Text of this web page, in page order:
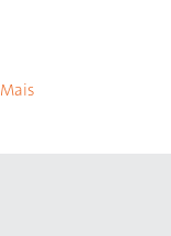
Mais